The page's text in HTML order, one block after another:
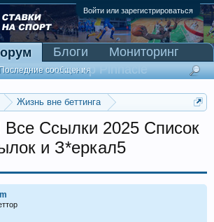
Войти или зарегистрироваться
Жизнь вне беттинга
Ссылки 2025 Список
и З*еркал5
сообщения
Блоги
Мониторинг
Сканер Pinnacle